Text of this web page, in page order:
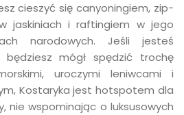
cieszyć się canyoningiem, zip-
jaskiniach i raftingiem w jego
narodowych. Jeśli jesteś
będziesz mógł spędzić trochę
uroczymi leniwcami i
Kostaryka jest hotspotem dla
nie wspominając o luksusowych